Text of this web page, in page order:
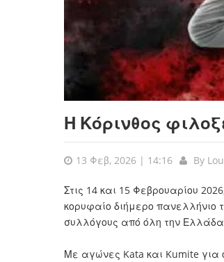
Η Κόρινθος
13 Φεβ, 2026 | 14:16 By
Στις 14 και 15 Φεβρουαρίου
κορυφαίο διήμερο πανελλήνιο
συλλόγους από όλη την
Με αγώνες Kata και Kumite για